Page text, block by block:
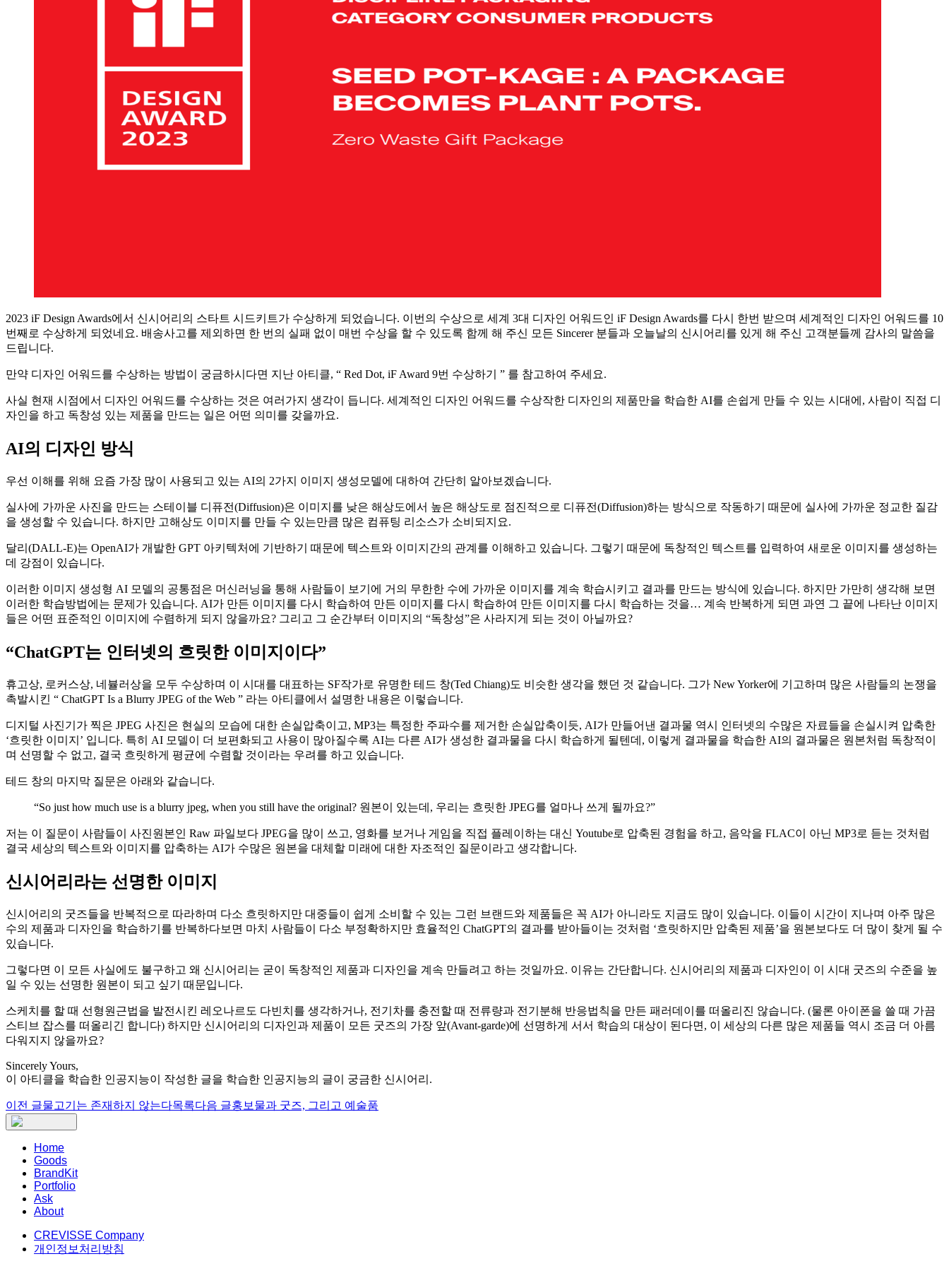
2023 iF Design Awards에서 신시어리의 스타트 시드키트가 수상하게 되었습니다. 이번의 수상으로 세계 3대 디자인 어워드인 iF Design Awards를 다시 한번 받으며 세계적인 디자인 어워드를 10
번째로 수상하게 되었네요. 배송사고를 제외하면 한 번의 실패 없이 매번 수상을 할 수 있도록 함께 해 주신 모든 Sincerer 분들과 오늘날의 신시어리를 있게 해 주신 고객분들께 감사의 말씀을
드립니다.
만약 디자인 어워드를 수상하는 방법이 궁금하시다면 지난 아티클, “ Red Dot, iF Award 9번 수상하기 ” 를 참고하여 주세요.
사실 현재 시점에서 디자인 어워드를 수상하는 것은 여러가지 생각이 듭니다. 세계적인 디자인 어워드를 수상작한 디자인의 제품만을 학습한 AI를 손쉽게 만들 수 있는 시대에, 사람이 직접 디
자인을 하고 독창성 있는 제품을 만드는 일은 어떤 의미를 갖을까요.
AI의 디자인 방식
우선 이해를 위해 요즘 가장 많이 사용되고 있는 AI의 2가지 이미지 생성모델에 대하여 간단히 알아보겠습니다.
실사에 가까운 사진을 만드는 스테이블 디퓨전(Diffusion)은 이미지를 낮은 해상도에서 높은 해상도로 점진적으로 디퓨전(Diffusion)하는 방식으로 작동하기 때문에 실사에 가까운 정교한 질감
을 생성할 수 있습니다. 하지만 고해상도 이미지를 만들 수 있는만큼 많은 컴퓨팅 리소스가 소비되지요.
달리(DALL-E)는 OpenAI가 개발한 GPT 아키텍처에 기반하기 때문에 텍스트와 이미지간의 관계를 이해하고 있습니다. 그렇기 때문에 독창적인 텍스트를 입력하여 새로운 이미지를 생성하는
데 강점이 있습니다.
이러한 이미지 생성형 AI 모델의 공통점은 머신러닝을 통해 사람들이 보기에 거의 무한한 수에 가까운 이미지를 계속 학습시키고 결과를 만드는 방식에 있습니다. 하지만 가만히 생각해 보면
이러한 학습방법에는 문제가 있습니다. AI가 만든 이미지를 다시 학습하여 만든 이미지를 다시 학습하여 만든 이미지를 다시 학습하는 것을… 계속 반복하게 되면 과연 그 끝에 나타난 이미지
들은 어떤 표준적인 이미지에 수렴하게 되지 않을까요? 그리고 그 순간부터 이미지의 “독창성”은 사라지게 되는 것이 아닐까요?
“ChatGPT는 인터넷의 흐릿한 이미지이다”
휴고상, 로커스상, 네뷸러상을 모두 수상하며 이 시대를 대표하는 SF작가로 유명한 테드 창(Ted Chiang)도 비슷한 생각을 했던 것 같습니다. 그가 New Yorker에 기고하며 많은 사람들의 논쟁을
촉발시킨 “ ChatGPT Is a Blurry JPEG of the Web ” 라는 아티클에서 설명한 내용은 이렇습니다.
디지털 사진기가 찍은 JPEG 사진은 현실의 모습에 대한 손실압축이고, MP3는 특정한 주파수를 제거한 손실압축이듯, AI가 만들어낸 결과물 역시 인터넷의 수많은 자료들을 손실시켜 압축한
‘흐릿한 이미지’ 입니다. 특히 AI 모델이 더 보편화되고 사용이 많아질수록 AI는 다른 AI가 생성한 결과물을 다시 학습하게 될텐데, 이렇게 결과물을 학습한 AI의 결과물은 원본처럼 독창적이
며 선명할 수 없고, 결국 흐릿하게 평균에 수렴할 것이라는 우려를 하고 있습니다.
테드 창의 마지막 질문은 아래와 같습니다.
“So just how much use is a blurry jpeg, when you still have the original? 원본이 있는데, 우리는 흐릿한 JPEG를 얼마나 쓰게 될까요?”
저는 이 질문이 사람들이 사진원본인 Raw 파일보다 JPEG을 많이 쓰고, 영화를 보거나 게임을 직접 플레이하는 대신 Youtube로 압축된 경험을 하고, 음악을 FLAC이 아닌 MP3로 듣는 것처럼
결국 세상의 텍스트와 이미지를 압축하는 AI가 수많은 원본을 대체할 미래에 대한 자조적인 질문이라고 생각합니다.
신시어리라는 선명한 이미지
신시어리의 굿즈들을 반복적으로 따라하며 다소 흐릿하지만 대중들이 쉽게 소비할 수 있는 그런 브랜드와 제품들은 꼭 AI가 아니라도 지금도 많이 있습니다. 이들이 시간이 지나며 아주 많은
수의 제품과 디자인을 학습하기를 반복하다보면 마치 사람들이 다소 부정확하지만 효율적인 ChatGPT의 결과를 받아들이는 것처럼 ‘흐릿하지만 압축된 제품’을 원본보다도 더 많이 찾게 될 수
있습니다.
그렇다면 이 모든 사실에도 불구하고 왜 신시어리는 굳이 독창적인 제품과 디자인을 계속 만들려고 하는 것일까요. 이유는 간단합니다. 신시어리의 제품과 디자인이 이 시대 굿즈의 수준을 높
일 수 있는 선명한 원본이 되고 싶기 때문입니다.
스케치를 할 때 선형원근법을 발전시킨 레오나르도 다빈치를 생각하거나, 전기차를 충전할 때 전류량과 전기분해 반응법칙을 만든 패러데이를 떠올리진 않습니다. (물론 아이폰을 쓸 때 가끔
스티브 잡스를 떠올리긴 합니다) 하지만 신시어리의 디자인과 제품이 모든 굿즈의 가장 앞(Avant-garde)에 선명하게 서서 학습의 대상이 된다면, 이 세상의 다른 많은 제품들 역시 조금 더 아름
다워지지 않을까요?
Sincerely Yours,
이 아티클을 학습한 인공지능이 작성한 글을 학습한 인공지능의 글이 궁금한 신시어리.
이전 글물고기는 존재하지 않는다목록다음 글홍보물과 굿즈, 그리고 예술품
Home
Goods
BrandKit
Portfolio
Ask
About
CREVISSE Company
개인정보처리방침